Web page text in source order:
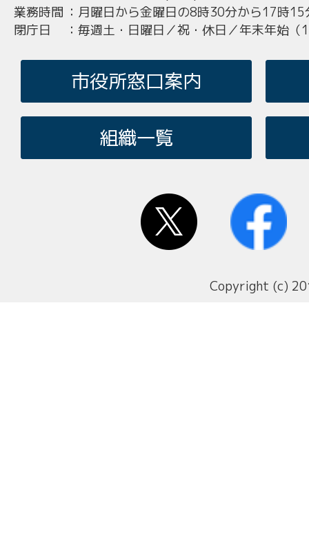
業務時間 ： 月曜日から金曜日の8時30分から17時15
閉庁日
： 毎週土・日曜日／祝・休日／年末年始
市役所窓口案内
組織一覧
Copyright (c)